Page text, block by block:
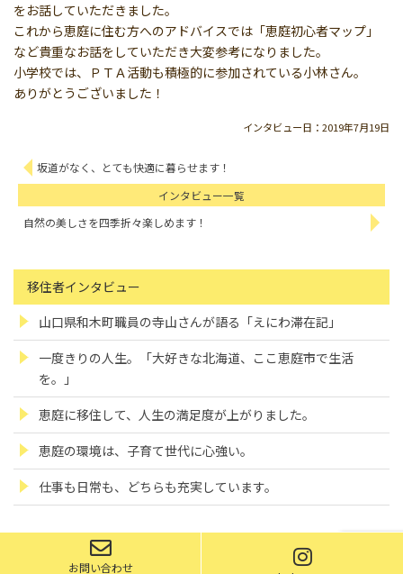
をお話していただきました。
これから恵庭に住む方へのアドバイスでは「恵庭初心者マップ」
など貴重なお話をしていただき大変参考になりました。
小学校では、ＰＴＡ活動も積極的に参加されている小林さん。
ありがとうございました！
インタビュー日：2019年7月19日
坂道がなく、とても快適に暮らせます！
インタビュー一覧
自然の美しさを四季折々楽しめます！
移住者インタビュー
山口県和木町職員の寺山さんが語る「えにわ滞在記」
一度きりの人生。「大好きな北海道、ここ恵庭市で生活
を。」
恵庭に移住して、人生の満足度が上がりました。
恵庭の環境は、子育て世代に心強い。
仕事も日常も、どちらも充実しています。
お問い合わせ